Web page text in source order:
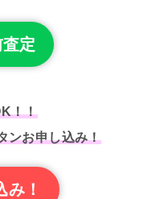
定
！！
ンお申し込み！
！